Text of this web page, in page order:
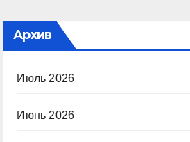
Архив
Июль 2026
Июнь 2026